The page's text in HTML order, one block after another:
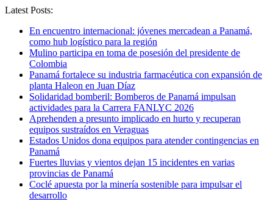
Latest Posts:
En encuentro internacional: jóvenes mercadean a Panamá,
como hub logístico para la región
Mulino participa en toma de posesión del presidente de
Colombia
Panamá fortalece su industria farmacéutica con expansión de
planta Haleon en Juan Díaz
Solidaridad bomberil: Bomberos de Panamá impulsan
actividades para la Carrera FANLYC 2026
Aprehenden a presunto implicado en hurto y recuperan
equipos sustraídos en Veraguas
Estados Unidos dona equipos para atender contingencias en
Panamá
Fuertes lluvias y vientos dejan 15 incidentes en varias
provincias de Panamá
Coclé apuesta por la minería sostenible para impulsar el
desarrollo